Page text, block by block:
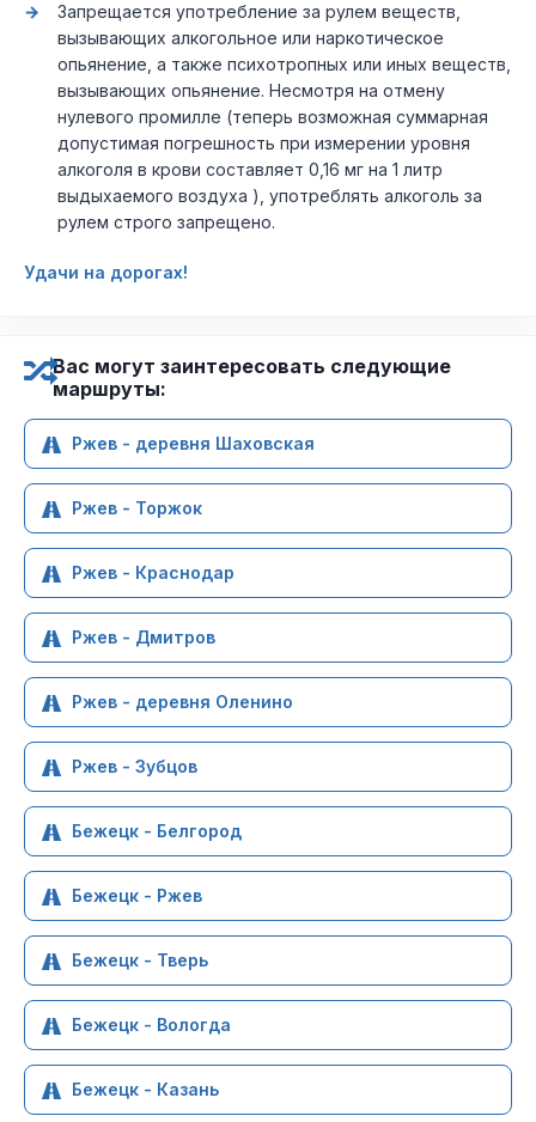
Запрещается употребление за рулем веществ,
вызывающих алкогольное или наркотическое
опьянение, а также психотропных или иных веществ,
вызывающих опьянение. Несмотря на отмену
нулевого промилле (теперь возможная суммарная
допустимая погрешность при измерении уровня
алкоголя в крови составляет 0,16 мг на 1 литр
выдыхаемого воздуха ), употреблять алкоголь за
рулем строго запрещено.
Удачи на дорогах!
Вас могут заинтересовать следующие
маршруты:
Ржев - деревня Шаховская
Ржев - Торжок
Ржев - Краснодар
Ржев - Дмитров
Ржев - деревня Оленино
Ржев - Зубцов
Бежецк - Белгород
Бежецк - Ржев
Бежецк - Тверь
Бежецк - Вологда
Бежецк - Казань